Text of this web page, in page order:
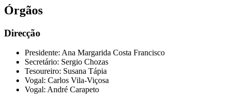
Órgãos
Direcção
Presidente: Ana Margarida Costa Francisco
Secretário: Sergio Chozas
Tesoureiro: Susana Tápia
Vogal: Carlos Vila-Viçosa
Vogal: André Carapeto